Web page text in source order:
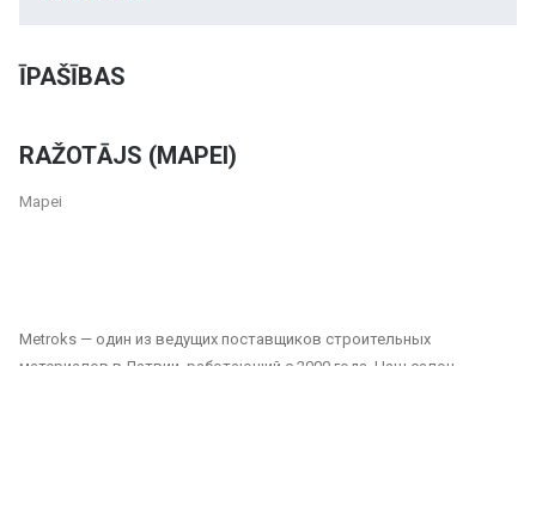
RAŽOTĀJS (MAPEI)
Mapei
ĪPAŠĪBAS
Metroks — один из ведущих поставщиков строительных
материалов в Латвии, работающий с 2000 года. Наш салон